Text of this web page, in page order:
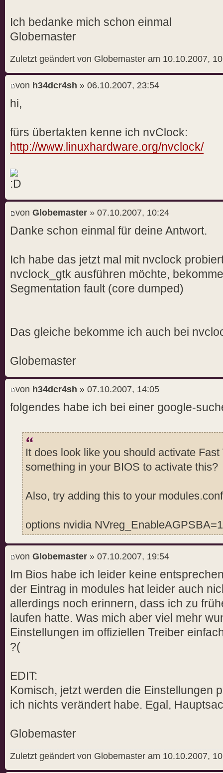
Ich bedanke mich schon einmal
Globemaster
Zuletzt geändert von Globemaster am 10.10.2007,
von h34dcr4sh » 06.10.2007, 23:54
hi,
fürs übertakten kenne ich nvClock:
http://www.linuxhardware.org/nvclock/
von Globemaster » 07.10.2007, 10:24
Danke schon einmal für deine Antwort.
Ich habe das jetzt mal mit nvclock
nvclock_gtk ausführen möchte,
Segmentation fault (core dumped)
Das gleiche bekomme ich auch bei
Globemaster
von h34dcr4sh » 07.10.2007, 14:05
folgendes habe ich bei einer google-
It does look like you should activate
something in your BIOS to activate this?
Also, try adding this to your modules.conf
options nvidia
von Globemaster » 07.10.2007, 19:54
Im Bios habe ich leider keine
der Eintrag in modules hat leider auch
allerdings noch erinnern, dass ich zu
laufen hatte. Was mich aber viel mehr
Einstellungen im offiziellen Treiber
?(
EDIT:
Komisch, jetzt werden die Einstellungen
ich nichts verändert habe. Egal,
Globemaster
Zuletzt geändert von Globemaster am 10.10.2007,